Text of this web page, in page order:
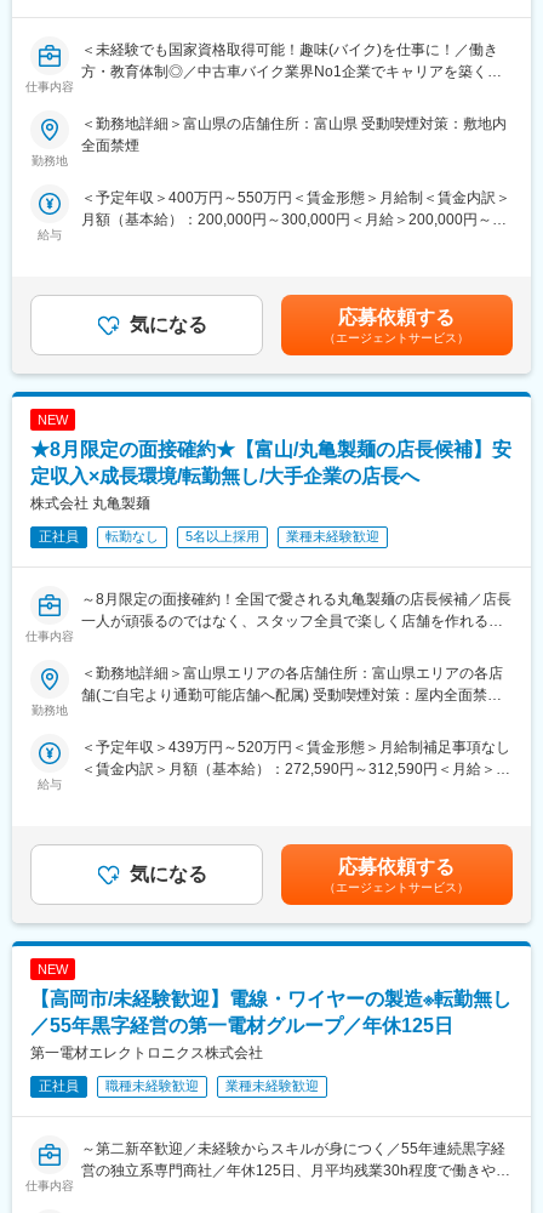
仕事内容
＜未経験でも国家資格取得可能！趣味(バイク)を仕事に！／働き
方・教育体制◎／中古車バイク業界No1企業でキャリアを築く／
■業務内容
■教育体制
合格基準が明確に定められており、完全未経験のご入社者も第一
線で活躍しているので、ご安心ください！
※同社の保有する宿泊施設での実施となるため、引っ越し費用等も
発生しません。
検査といった国家資格を保有する先輩社員が必ず確認する為、研
修後もサポート体制は万全です！
※独り立ちには目安半年を予定しております。
■配属先について
希望を十分に考慮の上、決定いたします。
地をお出しいただくことが可能です。
店舗状況にもよりますが、希望勤務地での就業が叶うことが多
環境を整備しています。
なお、仮に転居が必要となった際も、社員寮があり、月1000円の
す。
評価制度も明確に定められているため、自身の頑張りでキャリア
アップできる環境です。
■同社の安定性
同社は業界のリードカンパニーとして、常に業界のパイオニアと
ナンスやロードサービスまで提供することを前提としており、お
客様からの支持も絶大です。
すでに国内で約300店舗を展開、売上高も年々更新し続けてお
り、全国のお客様へ誰もが自由に愛車を選び、安心して楽しめる
環境を整備していくべく、今後も安定した更なる事業成長・店舗
拡大を目指し、安定した経営を継続していきます。
勤務地
＜勤務地詳細＞富山県の店舗住所：富山県 受動喫煙対策：敷地内
全面禁煙
給与
＜予定年収＞400万円～550万円＜賃金形態＞月給制＜賃金内訳＞
月額（基本給）：200,000円～300,000円＜月給＞200,000円～
あくまでも目安の金額であり、選考を通じて上下する可能性があ
ります。月給(月額)は固定手当を含めた表記です。
気になる 応募依頼する
（エージェントサービス）
NEW
★8月限定の面接確約★【富山/丸亀製麺の店長候補】安
定収入×成長環境/転勤無し/大手企業の店長へ
株式会社 丸亀製麺
正社員 転勤なし 5名以上採用 業種未経験歓迎
仕事内容
～8月限定の面接確約！全国で愛される丸亀製麺の店長候補／店長
一人が頑張るのではなく、スタッフ全員で楽しく店舗を作れる会
実／研修体制◎／店舗責任者以外のキャリア選択も豊富！～
タート◎
・『人』を大切にする会社で着実にキャリアアップを目指せま
■業務内容：
「丸亀製麺」各店舗の店長候補としてお任せいたします。
具体的には、
・調理、接客
・シフト作成
・品質管理、衛生管理
地域のお客様に喜ばれる企画の立案＆実行などを、スタッフと協
力して行います。
■研修体制：
・集合研修（2日間）：経営理念や社内規定を学び、企業理解を深
める
勤務地
＜勤務地詳細＞富山県エリアの各店舗住所：富山県エリアの各店
舗(ご自宅より通勤可能店舗へ配属) 受動喫煙対策：屋内全面禁煙
給与
＜予定年収＞439万円～520万円＜賃金形態＞月給制補足事項なし
＜賃金内訳＞月額（基本給）：272,590円～312,590円＜月給＞
昇給：年2回（6月・12月）賞与：年2回（6月・12月）※別途、会
社業績によりインセンティブ制度あり賃金はあくまでも目安の金
額であり、選考を通じて上下する可能性があります。月給(月額)は
固定手当を含めた表記です。
気になる 応募依頼する
（エージェントサービス）
NEW
【高岡市/未経験歓迎】電線・ワイヤーの製造※転勤無し
／55年黒字経営の第一電材グループ／年休125日
第一電材エレクトロニクス株式会社
正社員 職種未経験歓迎 業種未経験歓迎
仕事内容
～第二新卒歓迎／未経験からスキルが身につく／55年連続黒字経
営の独立系専門商社／年休125日、月平均残業30h程度で働きやす